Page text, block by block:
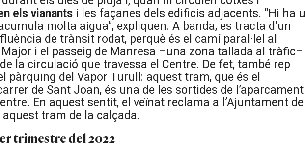
els vianants i les façanes dels edificis adjacents. “Hi ha
molta aigua”, expliquen. A banda, es tracta d’un
de trànsit rodat, perquè és el camí paral·lel al
i el passeig de Manresa –una zona tallada al
la circulació que travessa el Centre. De fet, també rep
pàrquing del Vapor Turull: aquest tram, que és el
de Sant Joan, és una de les sortides de l’aparcament
En aquest sentit, el veïnat reclama a l’Ajuntament de
tram de la calçada.
trimestre del 2022